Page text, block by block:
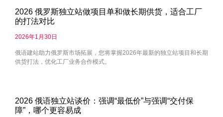
2026 俄罗斯独立站做项目单和做长期供货，适合工厂
的打法对比
2026年1月30日
俄语建站助力俄罗斯市场拓展，您将掌握2026年最新的独立站项目和长期
供货打法，优化工厂业务合作模式。
2026 俄语独立站谈价：强调“最低价”与强调“交付保
障”，哪个更容易成